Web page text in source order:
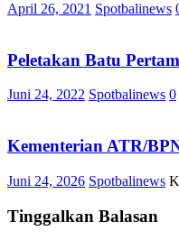
April 26, 2021 Spotbalinews
Peletakan Batu
Juni 24, 2022 Spotbalinews 0
Kementerian ATR/
Juni 24, 2026 Spotbalinews
Tinggalkan Balasan